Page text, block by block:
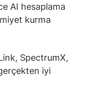
AI hesaplama
kurma
SpectrumX,
iyi